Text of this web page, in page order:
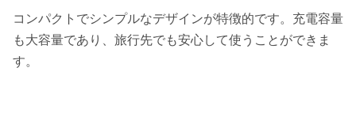
コンパクトでシンプルなデザインが特徴的です。充電容量
も大容量であり、旅行先でも安心して使うことができま
す。